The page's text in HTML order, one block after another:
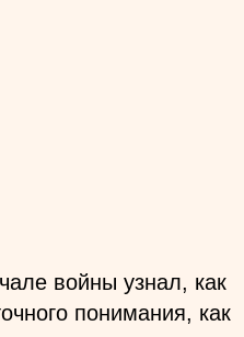
войны узнал, как
понимания, как